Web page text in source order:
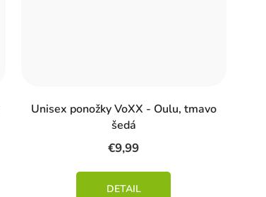
Unisex ponožky VoXX - Oulu, tmavo
šedá
€9,99
DETAIL